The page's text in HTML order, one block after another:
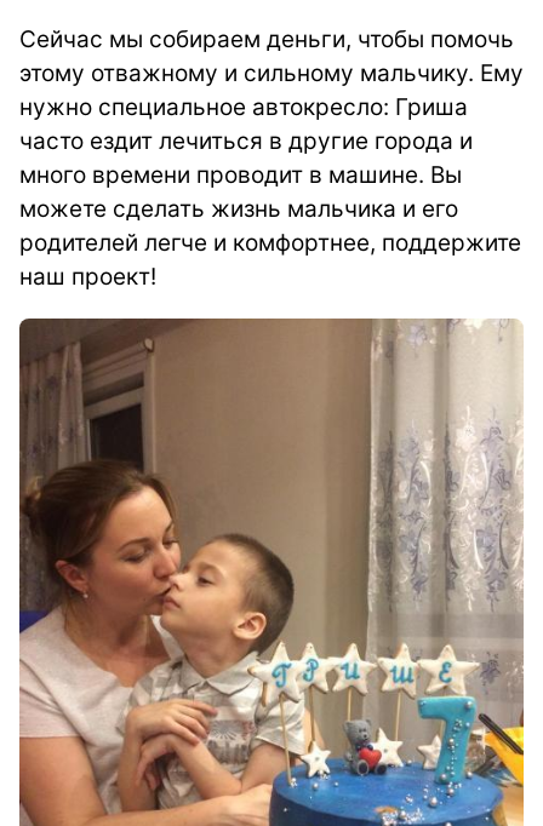
Сейчас мы собираем деньги, чтобы помочь
этому отважному и сильному мальчику. Ему
нужно специальное автокресло: Гриша
часто ездит лечиться в другие города и
много времени проводит в машине. Вы
можете сделать жизнь мальчика и его
родителей легче и комфортнее, поддержите
наш проект!